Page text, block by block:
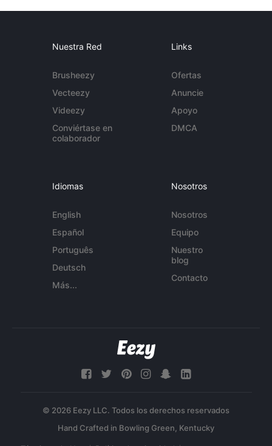
Nuestra Red
Brusheezy
Vecteezy
Videezy
Conviértase en
colaborador
Links
Ofertas
Anuncie
Apoyo
DMCA
Idiomas
English
Español
Português
Deutsch
Más...
Nosotros
Nosotros
Equipo
Nuestro
blog
Contacto
© 2026 Eezy LLC. Todos los derechos reservados